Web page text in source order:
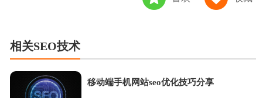
相关SEO技术
移动端手机网站seo优化技巧分享